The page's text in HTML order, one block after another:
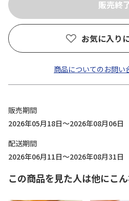
お気に入り
商品についてのお問い
販売期間
2026年05月18日～2026年08月06日
配送期間
2026年06月11日～2026年08月31日
この商品を見た人は他にこ